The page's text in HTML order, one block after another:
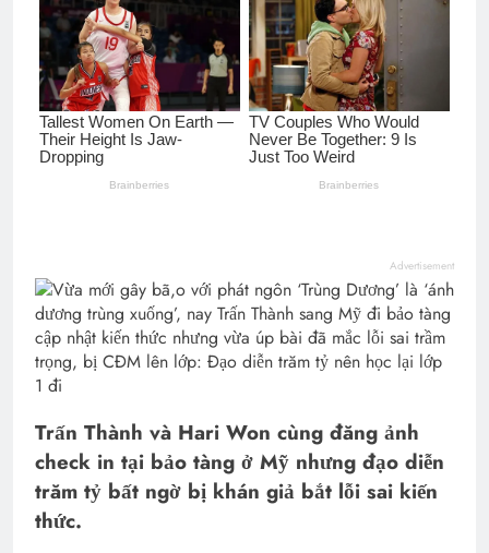
Advertisement
Trấn Thành và Hari Won cùng đăng ảnh
check in tại bảo tàng ở Mỹ nhưng đạo diễn
trăm tỷ bất ngờ bị khán giả bắt lỗi sai kiến
thức.